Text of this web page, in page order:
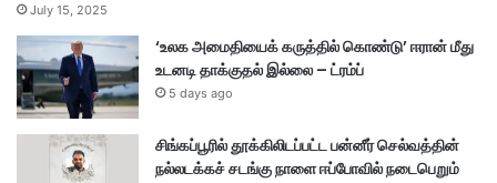
July 15, 2025
‘உலக அமைதியைக் கருத்தில் கொண்டு’ ஈரான் மீது
உடனடி தாக்குதல் இல்லை – ட்ரம்ப்
5 days ago
சிங்கப்பூரில் தூக்கிலிடப்பட்ட பன்னீர் செல்வத்தின்
நல்லடக்கச் சடங்கு நாளை ஈப்போவில் நடைபெறும்